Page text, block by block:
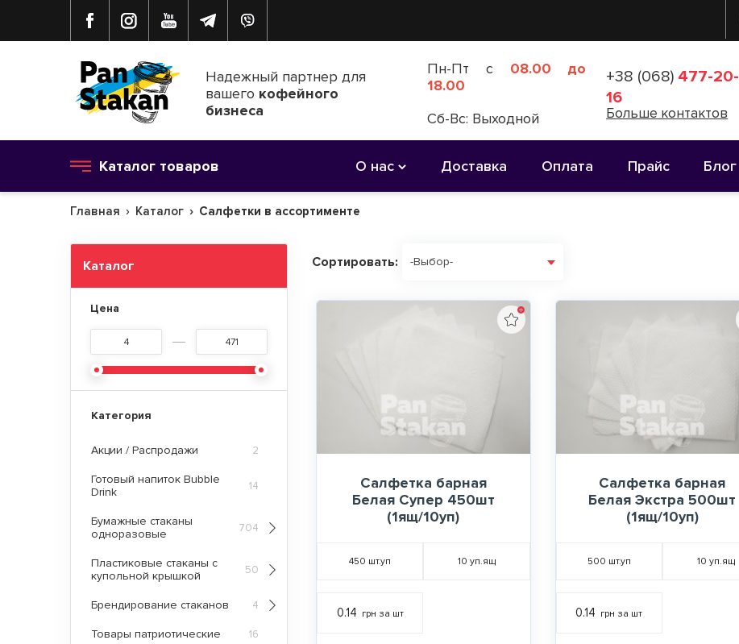
Надежный партнер для
вашего кофейного
бизнеса
Пн-Пт с 08.00 до
18.00
Сб-Вс: Выходной
+38 (068) 477-20-
16
Больше контактов
Каталог товаров О нас Доставка Оплата Прайс Блог
Главная Каталог Салфетки в ассортименте
Сортировать: -Выбор-
Салфетка барная
Белая Супер 450шт
(1ящ/10уп)
450 шт.уп 10 уп.ящ
0.14 грн за шт
Салфетка барная
Белая Экстра 500шт
(1ящ/10уп)
500 шт.уп 10 уп.ящ
0.14 грн за шт
Каталог
Цена
Категория
Акции / Распродажи 2
Готовый напиток Bubble
Drink
14
Бумажные стаканы
одноразовые
704
Пластиковые стаканы с
купольной крышкой
50
Брендирование стаканов 4
Товары патриотические 16